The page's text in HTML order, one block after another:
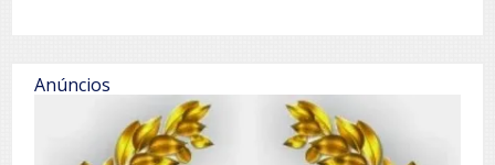
Anúncios